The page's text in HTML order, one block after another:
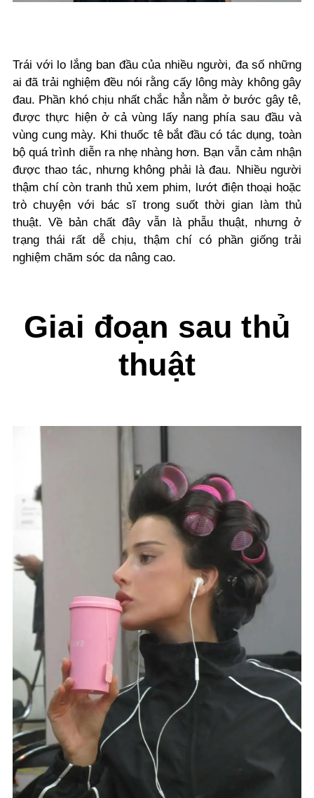
Trái với lo lắng ban đầu của nhiều người, đa số những
ai đã trải nghiệm đều nói rằng cấy lông mày không gây
đau. Phần khó chịu nhất chắc hẳn nằm ở bước gây tê,
được thực hiện ở cả vùng lấy nang phía sau đầu và
vùng cung mày. Khi thuốc tê bắt đầu có tác dụng, toàn
bộ quá trình diễn ra nhẹ nhàng hơn. Bạn vẫn cảm nhận
được thao tác, nhưng không phải là đau. Nhiều người
thậm chí còn tranh thủ xem phim, lướt điện thoại hoặc
trò chuyện với bác sĩ trong suốt thời gian làm thủ
thuật. Về bản chất đây vẫn là phẫu thuật, nhưng ở
trạng thái rất dễ chịu, thậm chí có phần giống trải
nghiệm chăm sóc da nâng cao.
Giai đoạn sau thủ
thuật